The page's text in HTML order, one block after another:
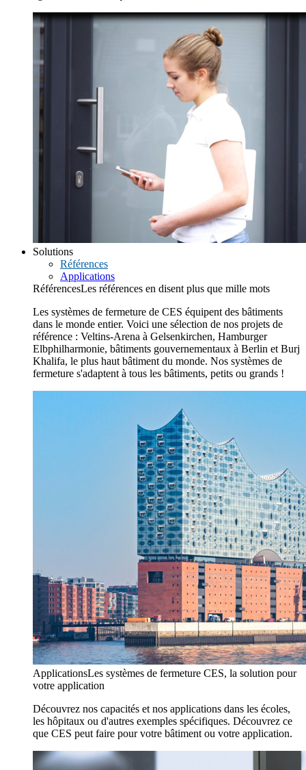
Solutions
Références
Applications
RéférencesLes références en disent plus que mille mots
Les systèmes de fermeture de CES équipent des bâtiments
dans le monde entier. Voici une sélection de nos projets de
référence : Veltins-Arena à Gelsenkirchen, Hamburger
Elbphilharmonie, bâtiments gouvernementaux à Berlin et Burj
Khalifa, le plus haut bâtiment du monde. Nos systèmes de
fermeture s'adaptent à tous les bâtiments, petits ou grands !
ApplicationsLes systèmes de fermeture CES, la solution pour
votre application
Découvrez nos capacités et nos applications dans les écoles,
les hôpitaux ou d'autres exemples spécifiques. Découvrez ce
que CES peut faire pour votre bâtiment ou votre application.